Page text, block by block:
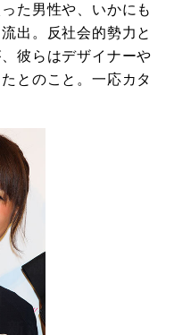
た男性や、いかにも
出。反社会的勢力と
彼らはデザイナーや
とのこと。一応カタ